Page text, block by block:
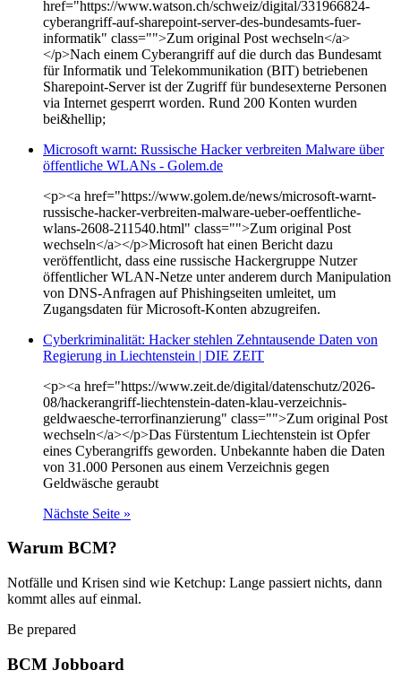
href="https://www.watson.ch/schweiz/digital/331966824-
cyberangriff-auf-sharepoint-server-des-bundesamts-fuer-
informatik" class="">Zum original Post wechseln</a>
</p>Nach einem Cyberangriff auf die durch das Bundesamt
für Informatik und Telekommunikation (BIT) betriebenen
Sharepoint-Server ist der Zugriff für bundesexterne Personen
via Internet gesperrt worden. Rund 200 Konten wurden
bei&hellip;
Microsoft warnt: Russische Hacker verbreiten Malware über
öffentliche WLANs - Golem.de
<p><a href="https://www.golem.de/news/microsoft-warnt-
russische-hacker-verbreiten-malware-ueber-oeffentliche-
wlans-2608-211540.html" class="">Zum original Post
wechseln</a></p>Microsoft hat einen Bericht dazu
veröffentlicht, dass eine russische Hackergruppe Nutzer
öffentlicher WLAN-Netze unter anderem durch Manipulation
von DNS-Anfragen auf Phishingseiten umleitet, um
Zugangsdaten für Microsoft-Konten abzugreifen.
Cyberkriminalität: Hacker stehlen Zehntausende Daten von
Regierung in Liechtenstein | DIE ZEIT
<p><a href="https://www.zeit.de/digital/datenschutz/2026-
08/hackerangriff-liechtenstein-daten-klau-verzeichnis-
geldwaesche-terrorfinanzierung" class="">Zum original Post
wechseln</a></p>Das Fürstentum Liechtenstein ist Opfer
eines Cyberangriffs geworden. Unbekannte haben die Daten
von 31.000 Personen aus einem Verzeichnis gegen
Geldwäsche geraubt
Nächste Seite »
Warum BCM?
Notfälle und Krisen sind wie Ketchup: Lange passiert nichts, dann
kommt alles auf einmal.
Be prepared
BCM Jobboard